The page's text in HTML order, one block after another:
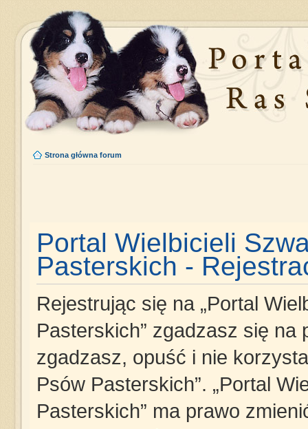
Strona główna forum
Portal Wielbicieli
Pasterskich -
Rejestrując się na „Portal
Pasterskich” zgadzasz się
zgadzasz, opuść i nie
Psów Pasterskich”. „Portal
Pasterskich” ma prawo